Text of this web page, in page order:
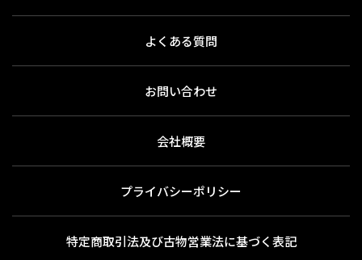
よくある質問
お問い合わせ
会社概要
プライバシーポリシー
特定商取引法及び古物営業法に基づく表記